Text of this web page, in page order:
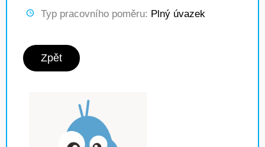
Typ pracovního poměru: Plný úvazek
Zpět